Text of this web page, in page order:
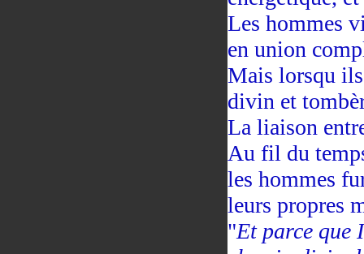
Les hommes
en union
Mais lorsqu
divin et
La liaison
Au fil du
les hommes
leurs propres
"Et parce que